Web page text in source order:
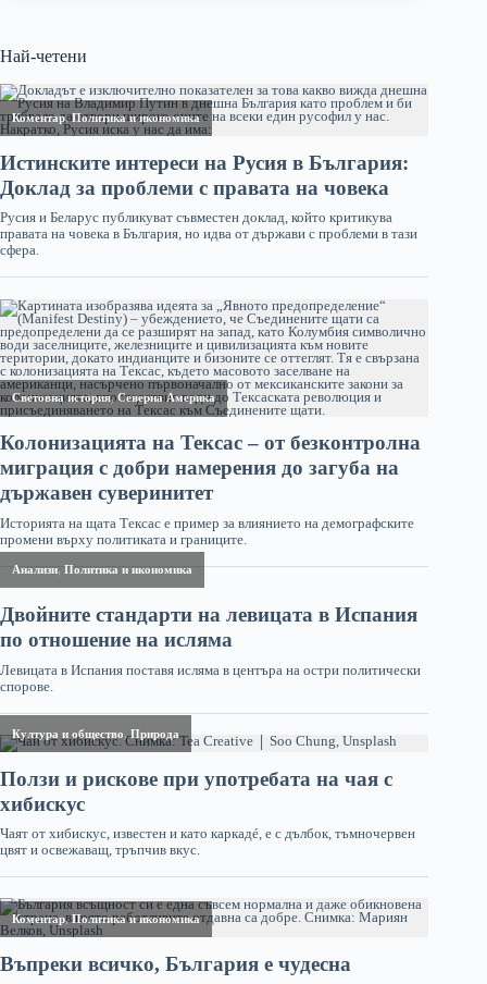
Най-четени